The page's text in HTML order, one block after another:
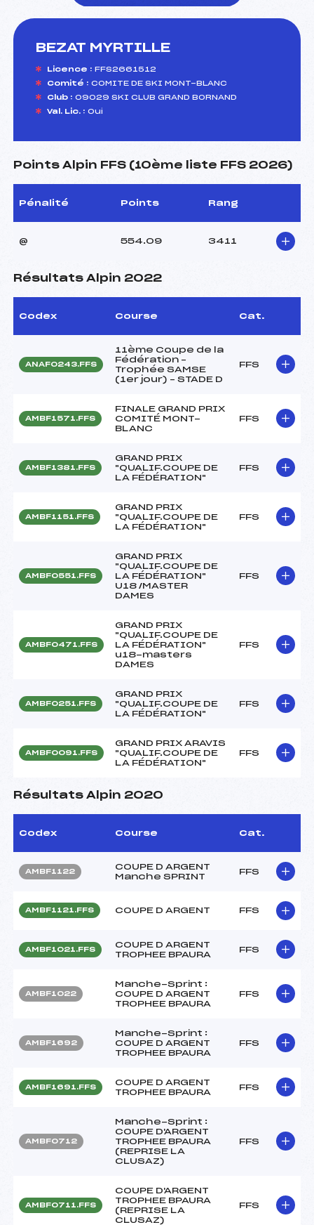
BEZAT MYRTILLE
Licence : FFS2661512
Comité : COMITE DE SKI MONT-BLANC
Club : 09029 SKI CLUB GRAND BORNAND
Val. Lic. : Oui
Points Alpin FFS (10ème liste FFS 2026)
Pénalité Points Rang
@ 554.09 3411
Résultats Alpin 2022
Codex Course Cat.
ANAF0243.FFS
11ème Coupe de la
Fédération –
Trophée SAMSE
(1er jour) – STADE D
FFS
AMBF1571.FFS
FINALE GRAND PRIX
COMITÉ MONT-
BLANC
FFS
AMBF1381.FFS
GRAND PRIX
"QUALIF.COUPE DE
LA FÉDÉRATION"
FFS
AMBF1151.FFS
GRAND PRIX
"QUALIF.COUPE DE
LA FÉDÉRATION"
FFS
AMBF0551.FFS
GRAND PRIX
"QUALIF.COUPE DE
LA FÉDÉRATION"
U18 /MASTER
DAMES
FFS
AMBF0471.FFS
GRAND PRIX
"QUALIF.COUPE DE
LA FÉDÉRATION"
u18-masters
DAMES
FFS
AMBF0251.FFS
GRAND PRIX
"QUALIF.COUPE DE
LA FÉDÉRATION"
FFS
AMBF0091.FFS
GRAND PRIX ARAVIS
"QUALIF.COUPE DE
LA FÉDÉRATION"
FFS
Résultats Alpin 2020
Codex Course Cat.
AMBF1122
COUPE D ARGENT
Manche SPRINT
FFS
AMBF1121.FFS COUPE D ARGENT FFS
AMBF1021.FFS
COUPE D ARGENT
TROPHEE BPAURA
FFS
AMBF1022
Manche-Sprint :
COUPE D ARGENT
TROPHEE BPAURA
FFS
AMBF1692
Manche-Sprint :
COUPE D ARGENT
TROPHEE BPAURA
FFS
AMBF1691.FFS
COUPE D ARGENT
TROPHEE BPAURA
FFS
AMBF0712
Manche-Sprint :
COUPE D'ARGENT
TROPHEE BPAURA
(REPRISE LA
CLUSAZ)
FFS
AMBF0711.FFS
COUPE D'ARGENT
TROPHEE BPAURA
(REPRISE LA
CLUSAZ)
FFS